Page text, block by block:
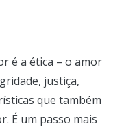
é a ética – o amor
justiça,
que também
É um passo mais